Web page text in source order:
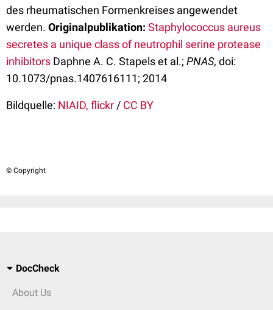
des rheumatischen Formenkreises angewendet
werden. Originalpublikation: Staphylococcus aureus
secretes a unique class of neutrophil serine protease
inhibitors Daphne A. C. Stapels et al.; PNAS, doi:
10.1073/pnas.1407616111; 2014
Bildquelle: NIAID, flickr / CC BY
© Copyright
DocCheck
About Us